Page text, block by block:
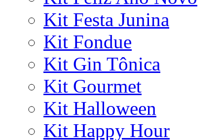
Kit Festa Junina
Kit Fondue
Kit Gin Tônica
Kit Gourmet
Kit Halloween
Kit Happy Hour